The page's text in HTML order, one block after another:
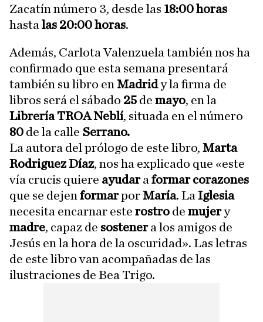
Zacatín número 3, desde las 18:00 horas
hasta las 20:00 horas.
Además, Carlota Valenzuela también nos ha
confirmado que esta semana presentará
también su libro en Madridy la firma de
libros será el sábado 25 de mayo, en la
Librería TROA Neblí, situada en el número
80 de la calle Serrano.
La autora del prólogo de este libro, Marta
Rodriguez Díaz, nos ha explicado que «este
vía crucis quiere ayudara formar corazones
que se dejen formarporMaría. La Iglesia
necesita encarnar este rostro de mujery
madre, capaz de sostenera los amigos de
Jesús en la hora de la oscuridad». Las letras
de este libro van acompañadas de las
ilustraciones de Bea Trigo.